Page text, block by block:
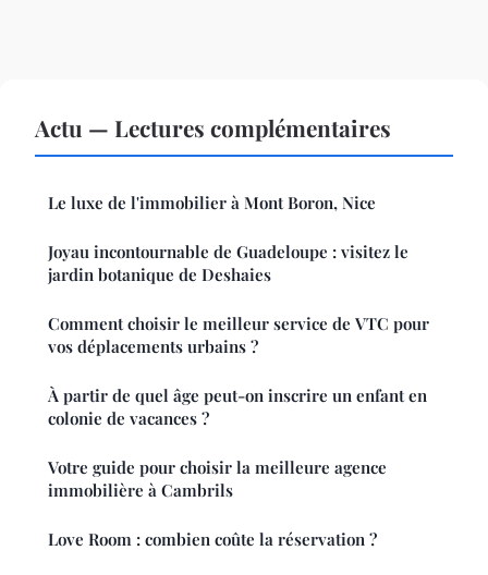
Actu — Lectures complémentaires
Le luxe de l'immobilier à Mont Boron, Nice
Joyau incontournable de Guadeloupe : visitez le
jardin botanique de Deshaies
Comment choisir le meilleur service de VTC pour
vos déplacements urbains ?
À partir de quel âge peut-on inscrire un enfant en
colonie de vacances ?
Votre guide pour choisir la meilleure agence
immobilière à Cambrils
Love Room : combien coûte la réservation ?